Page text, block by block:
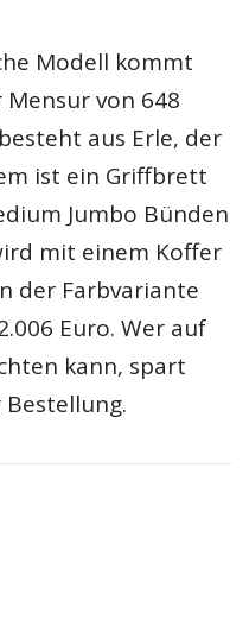
Modell kommt
von 648
aus Erle, der
ist ein Griffbrett
Jumbo Bünden
mit einem Koffer
der Farbvariante
Euro. Wer auf
kann, spart